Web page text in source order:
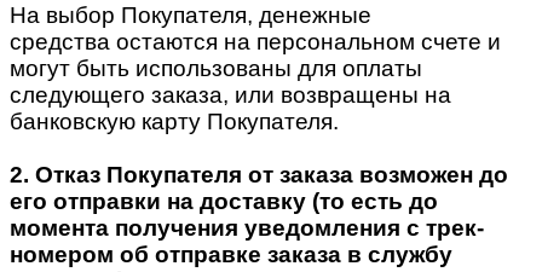
На выбор Покупателя, денежные
средства остаются на персональном счете и
могут быть использованы для оплаты
следующего заказа, или возвращены на
банковскую карту Покупателя.
2. Отказ Покупателя от заказа возможен до
его отправки на доставку (то есть до
момента получения уведомления с трек-
номером об отправке заказа в службу